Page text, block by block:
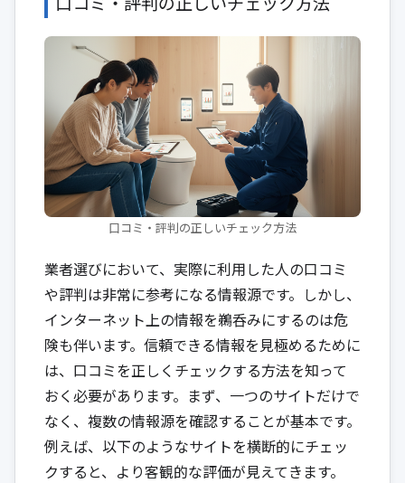
口コミ・評判の正しいチェック方法
業者選びにおいて、実際に利用した人の口コミ
や評判は非常に参考になる情報源です。しかし、
インターネット上の情報を鵜呑みにするのは危
険も伴います。信頼できる情報を見極めるために
は、口コミを正しくチェックする方法を知って
おく必要があります。まず、一つのサイトだけで
なく、複数の情報源を確認することが基本です。
例えば、以下のようなサイトを横断的にチェッ
クすると、より客観的な評価が見えてきます。